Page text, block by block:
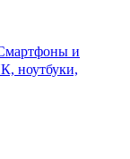
и
ноутбуки,